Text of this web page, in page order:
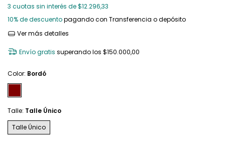
3 cuotas sin interés de$12.296,33
10% de descuentopagando con Transferencia o depósito
Ver más detalles
Envío gratis superando los $150.000,00
Color: Bordó
Talle: Talle Único
Talle Único